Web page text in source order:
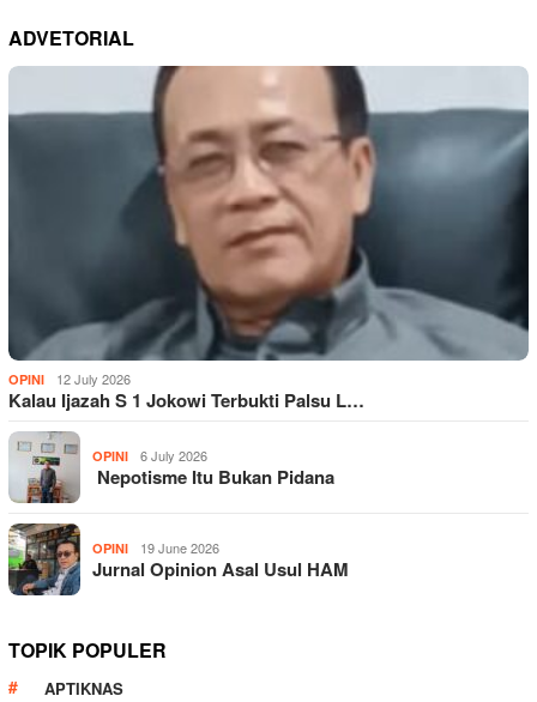
ADVETORIAL
OPINI 12 July 2026
Kalau Ijazah S 1 Jokowi Terbukti Palsu L…
OPINI 6 July 2026
Nepotisme Itu Bukan Pidana
OPINI 19 June 2026
Jurnal Opinion Asal Usul HAM
TOPIK POPULER
APTIKNAS